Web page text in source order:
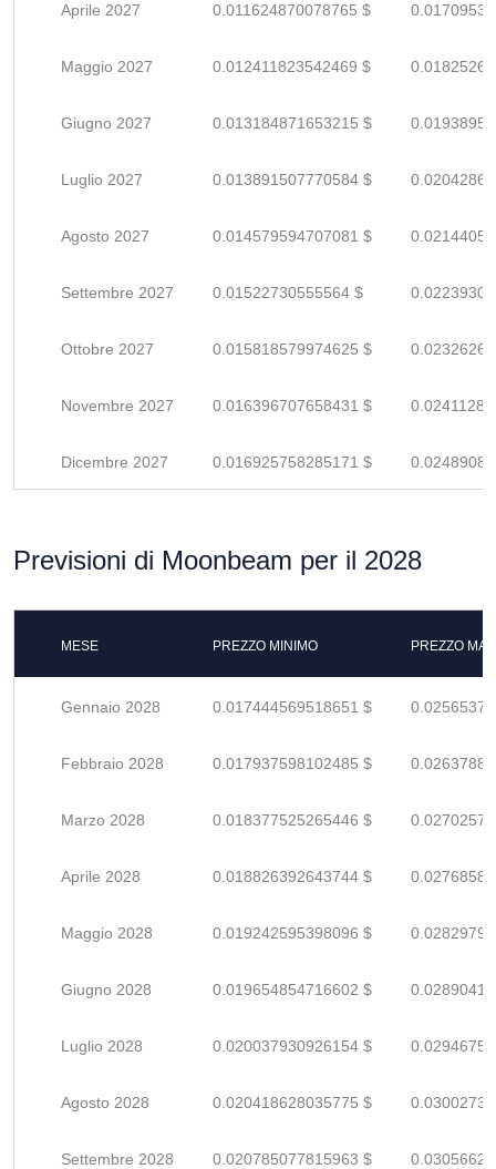
Aprile 2027 0.011624870078765 $
Maggio 2027 0.012411823542469 $
Giugno 2027 0.013184871653215 $
Luglio 2027 0.013891507770584 $
Agosto 2027 0.014579594707081 $
Settembre 2027 0.01522730555564 $
Ottobre 2027 0.015818579974625 $
Novembre 2027 0.016396707658431 $
Dicembre 2027 0.016925758285171 $
Previsioni di Moonbeam per il 2028
MESE PREZZO MINIMO PREZZO
Gennaio 2028 0.017444569518651 $
Febbraio 2028 0.017937598102485 $
Marzo 2028 0.018377525265446 $
Aprile 2028 0.018826392643744 $
Maggio 2028 0.019242595398096 $
Giugno 2028 0.019654854716602 $
Luglio 2028 0.020037930926154 $
Agosto 2028 0.020418628035775 $
Settembre 2028 0.020785077815963 $